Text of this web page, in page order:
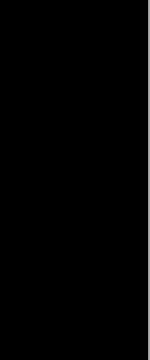
película
al mundo
de acción y